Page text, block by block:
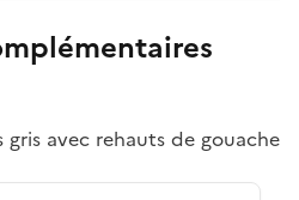
avec rehauts de gouache